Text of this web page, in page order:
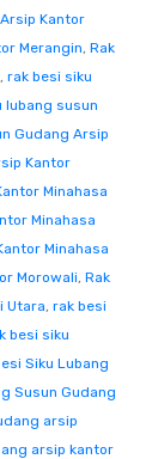
Kantor
Merangin, Rak
, rak besi siku
lubang susun
Gudang Arsip
Kantor
Minahasa
Minahasa
Minahasa
Morowali, Rak
Utara, rak besi
besi siku
Siku Lubang
Susun Gudang
arsip
arsip kantor